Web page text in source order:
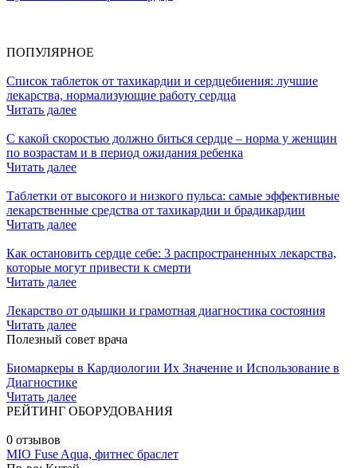
ПОПУЛЯРНОЕ
Список таблеток от тахикардии и сердцебиения: лучшие
лекарства, нормализующие работу сердца
Читать далее
С какой скоростью должно биться сердце – норма у женщин
по возрастам и в период ожидания ребенка
Читать далее
Таблетки от высокого и низкого пульса: самые эффективные
лекарственные средства от тахикардии и брадикардии
Читать далее
Как остановить сердце себе: 3 распространенных лекарства,
которые могут привести к смерти
Читать далее
Лекарство от одышки и грамотная диагностика состояния
Читать далее
Полезный совет врача
Биомаркеры в Кардиологии Их Значение и Использование в
Диагностике
Читать далее
РЕЙТИНГ ОБОРУДОВАНИЯ
0 отзывов
MIO Fuse Aqua, фитнес браслет